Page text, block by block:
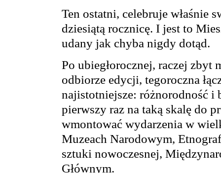
Ten ostatni, celebruje właśnie
dziesiątą rocznicę. I jest to
udany jak chyba nigdy dotąd.
Po ubiegłorocznej, raczej zbyt
odbiorze edycji, tegoroczna
najistotniejsze: różnorodność i
pierwszy raz na taką skalę do
wmontować wydarzenia w
Muzeach Narodowym,
sztuki nowoczesnej,
Głównym.